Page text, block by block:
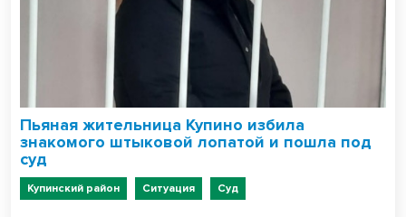
Пьяная жительница Купино избила
знакомого штыковой лопатой и пошла под
суд
Купинский район Ситуация Суд